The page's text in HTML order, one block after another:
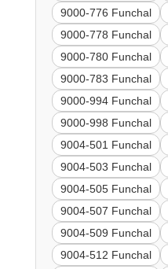
9000-776 Funchal
9000-778 Funchal
9000-780 Funchal
9000-783 Funchal
9000-994 Funchal
9000-998 Funchal
9004-501 Funchal
9004-503 Funchal
9004-505 Funchal
9004-507 Funchal
9004-509 Funchal
9004-512 Funchal